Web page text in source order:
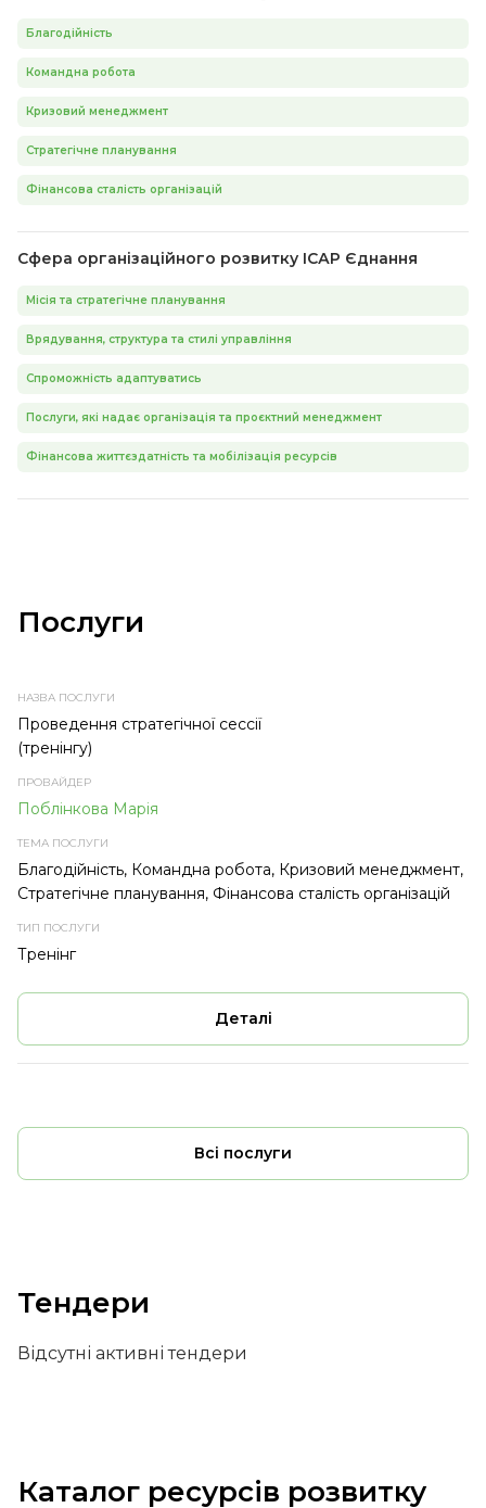
Благодійність
Командна робота
Кризовий менеджмент
Стратегічне планування
Фінансова сталість організацій
Сфера організаційного розвитку ІСАР Єднання
Місія та стратегічне планування
Врядування, структура та стилі управління
Спроможність адаптуватись
Послуги, які надає організація та проєктний менеджмент
Фінансова життєздатність та мобілізація ресурсів
Послуги
НАЗВА ПРОВАЙДЕР
Проведення стратегічної сессії
(тренінгу)
Поблінкова Марія
Благодійність, Командна робота, Кризовий менеджмент,
Стратегічне планування, Фінансова сталість організацій
Тренінг
Деталі
Всі послуги
Тендери
Відсутні активні тендери
Каталог ресурсів розвитку